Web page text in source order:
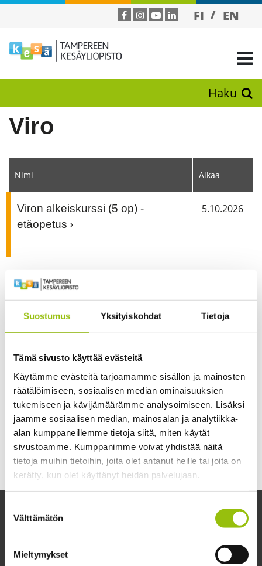
Suostumus Yksityiskohdat Tietoja
Tämä sivusto käyttää evästeitä
Käytämme evästeitä tarjoamamme sisällön ja mainosten
räätälöimiseen, sosiaalisen median ominaisuuksien
tukemiseen ja kävijämäärämme analysoimiseen. Lisäksi
jaamme sosiaalisen median, mainosalan ja analytiikka-
alan kumppaneillemme tietoja siitä, miten käytät
sivustoamme. Kumppanimme voivat yhdistää näitä
tietoja muihin tietoihin, joita olet antanut heille tai joita on
kerätty, kun olet käyttänyt heidän palvelujaan.
Cookiebot >
valinta
Välttämätön
Mieltymykset
FI EN
Haku
Viro
Nimi Alkaa
Viron alkeiskurssi (5 op) -
etäopetus
5.10.2026
Abi- ja lukiolaiskurssit
Avoin yliopisto-opetus
Ikääntyvien yliopisto
Kehitä ammatillista osaamistasi
Kielet
Lahjakortit
Muu koulutus